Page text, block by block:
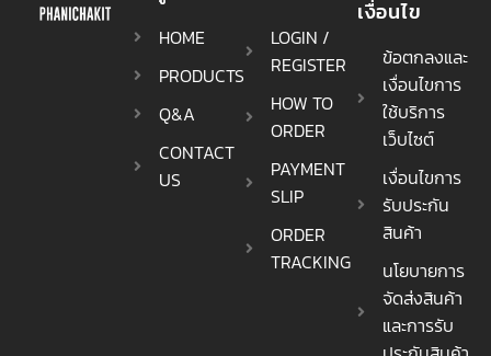
HOME
PRODUCTS
Q&A
CONTACT
US
LOGIN /
REGISTER
HOW TO
ORDER
PAYMENT
SLIP
ORDER
TRACKING
เงื่อนไข
ข้อตกลงและ
เงื่อนไขการ
ใช้บริการ
เว็บไซต์
เงื่อนไขการ
รับประกัน
สินค้า
นโยบายการ
จัดส่งสินค้า
และการรับ